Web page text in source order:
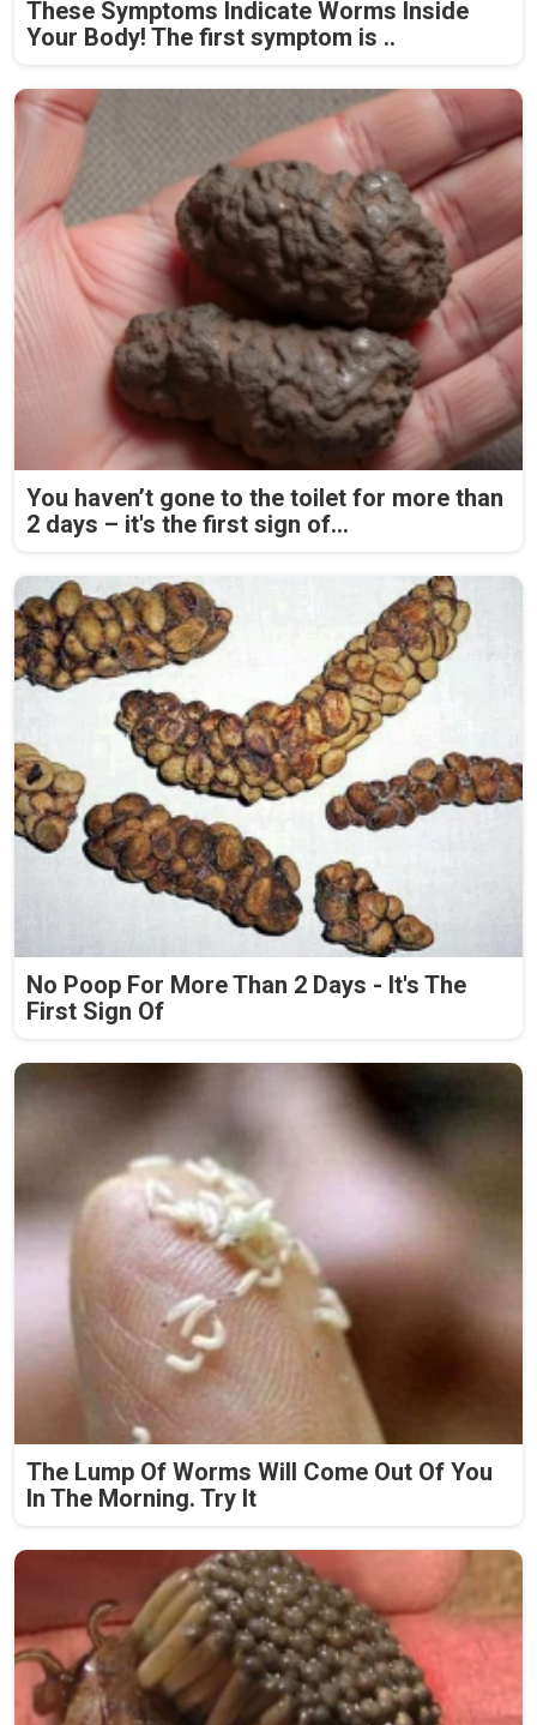
These Symptoms Indicate Worms Inside
Your Body! The first symptom is ..
You haven’t gone to the toilet for more than
2 days – it's the first sign of...
No Poop For More Than 2 Days - It's The
First Sign Of
The Lump Of Worms Will Come Out Of You
In The Morning. Try It